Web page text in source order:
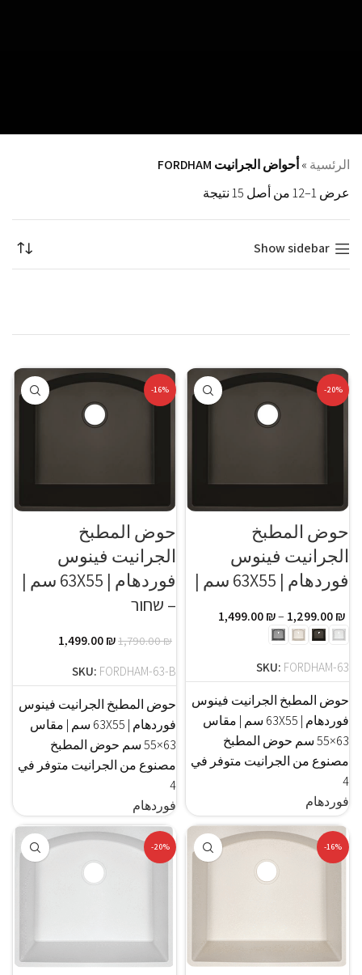
الرئسية »أحواض الجرانيت FORDHAM
عرض 1–12 من أصل 15 نتيجة
Show sidebar
-20%
حوض المطبخ
الجرانيت فينوس
فوردهام | 63X55 سم |
فوردهام
1,299.00₪
–
1,499.00₪
SKU: FORDHAM-63
حوض المطبخ الجرانيت فينوس
فوردهام | 63X55 سم | مقاس
63×55 سم حوض المطبخ
مصنوع من الجرانيت متوفر في
4
-16%
حوض المطبخ
الجرانيت فينوس
فوردهام | 63X55 سم |
– שחור
فوردهام
1,790.00₪
1,499.00₪
SKU: FORDHAM-63-B
حوض المطبخ الجرانيت فينوس
فوردهام | 63X55 سم | مقاس
63×55 سم حوض المطبخ
مصنوع من الجرانيت متوفر في
4
-16%
-20%